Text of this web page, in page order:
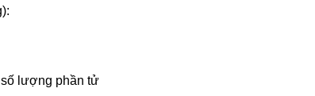
lượng phần tử